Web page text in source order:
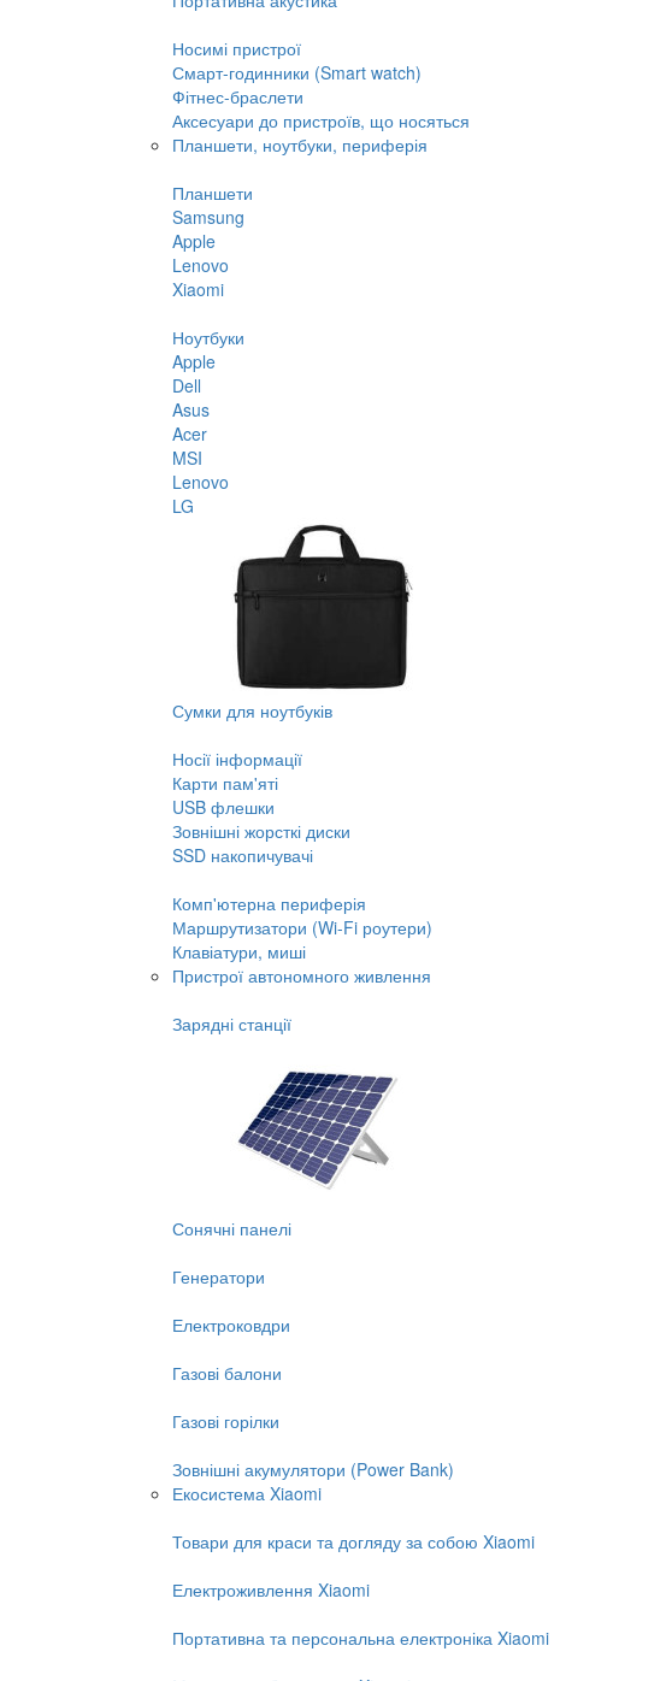
Носимі пристрої
Смарт-годинники (Smart watch)
Фітнес-браслети
Аксесуари до пристроїв, що носяться
Планшети, ноутбуки, периферія
Планшети
Samsung
Apple
Lenovo
Xiaomi
Ноутбуки
Apple
Dell
Asus
Acer
MSI
Lenovo
LG
Сумки для ноутбуків
Носії інформації
Карти пам'яті
USB флешки
Зовнішні жорсткі диски
SSD накопичувачі
Комп'ютерна периферія
Маршрутизатори (Wi-Fi роутери)
Клавіатури, миші
Пристрої автономного живлення
Зарядні станції
Сонячні панелі
Генератори
Електроковдри
Газові балони
Газові горілки
Зовнішні акумулятори (Power Bank)
Екосистема Xiaomi
Товари для краси та догляду за собою Xiaomi
Електроживлення Xiaomi
Портативна та персональна електроніка Xiaomi